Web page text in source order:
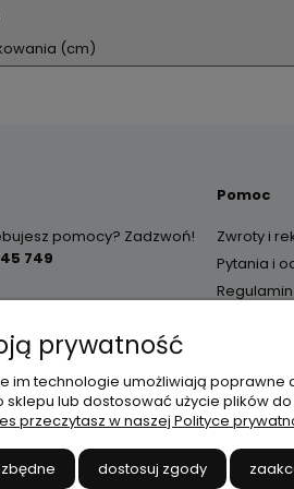
(cm)
pomocy? Zadzwoń!
749
Pomoc
Zwroty i
Pytania i
Regulamin
prywatność
im technologie umożliwiają
sklepu lub dostosować użycie plików
przeczytasz w naszej Polityce
dostosuj zgody